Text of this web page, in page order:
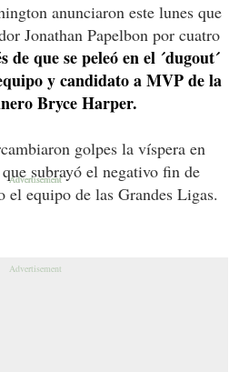
anunciaron este lunes que
Jonathan Papelbon por cuatro
de que se peleó en el ´dugout´
y candidato a MVP de la
Bryce Harper.
golpes la víspera en
subrayó el negativo fin de
el equipo de las Grandes Ligas.